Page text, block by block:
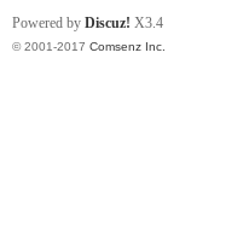
Powered by Discuz! X3.4
© 2001-2017 Comsenz Inc.